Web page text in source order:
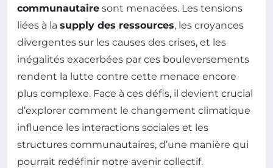
communautaire sont menacées. Les tensions
liées à la supply des ressources, les croyances
divergentes sur les causes des crises, et les
inégalités exacerbées par ces bouleversements
rendent la lutte contre cette menace encore
plus complexe. Face à ces défis, il devient crucial
d’explorer comment le changement climatique
influence les interactions sociales et les
structures communautaires, d’une manière qui
pourrait redéfinir notre avenir collectif.